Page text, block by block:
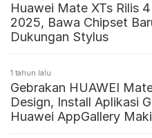
Huawei Mate XTs Rilis
2025, Bawa Chipset
Dukungan Stylus
1 tahun lalu
Gebrakan HUAWEI
Design, Install Aplikasi
Huawei AppGallery